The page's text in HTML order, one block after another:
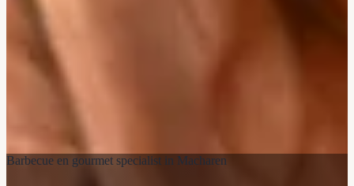
Barbecue en gourmet specialist in Macharen